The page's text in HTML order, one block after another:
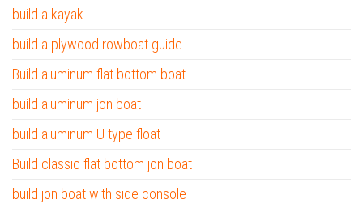
build a kayak
build a plywood rowboat guide
Build aluminum flat bottom boat
build aluminum jon boat
build aluminum U type float
Build classic flat bottom jon boat
build jon boat with side console